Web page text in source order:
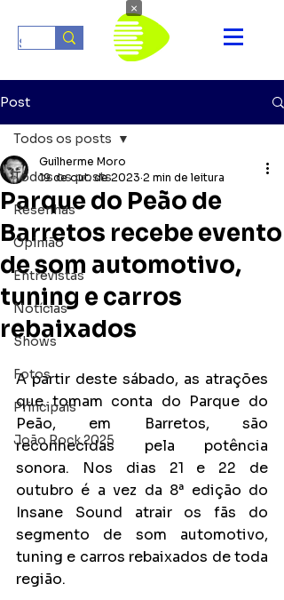
Post
Todos os posts
Resenhas
Opinião
Entrevistas
Notícias
Shows
Fotos
Principais
João Rock 2025
Todos os posts
Parque do Peão de
Barretos recebe evento
de som automotivo,
tuning e carros
rebaixados
Guilherme Moro
19 de out. de 2023 2 min de leitura
A partir deste sábado, as atrações
que tomam conta do Parque do
Peão, em Barretos, são
reconhecidas pela potência
sonora. Nos dias 21 e 22 de
outubro é a vez da 8ª edição do
Insane Sound atrair os fãs do
segmento de som automotivo,
tuning e carros rebaixados de toda
região.
×